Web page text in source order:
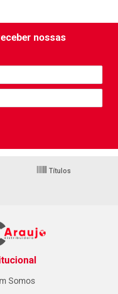
nossas
Títulos
Somos